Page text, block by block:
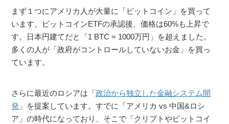
まず１つにアメリカ人が大量に「ビットコイン」を買って
います。ビットコインETFの承認後、価格は60%も上昇で
す。日本円建てだと「1 BTC = 1000万円」を超えました。
多くの人が「政府がコントロールしていないお金」を買っ
ています。
さらに最近のロシアは「政治から独立した金融システム開
発 」を提案しています。すでに「アメリカ vs 中国&ロシ
ア」の時代になっており、そこで「クリプトやビットコイ